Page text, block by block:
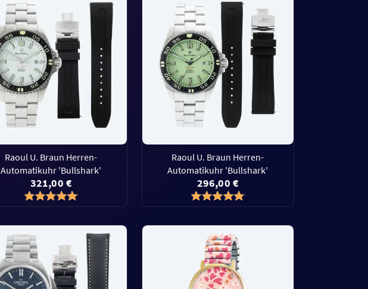
Raoul U. Braun Herren-
Automatikuhr 'Bullshark'
321,00 €
Raoul U. Braun Herren-
Automatikuhr 'Bullshark'
296,00 €